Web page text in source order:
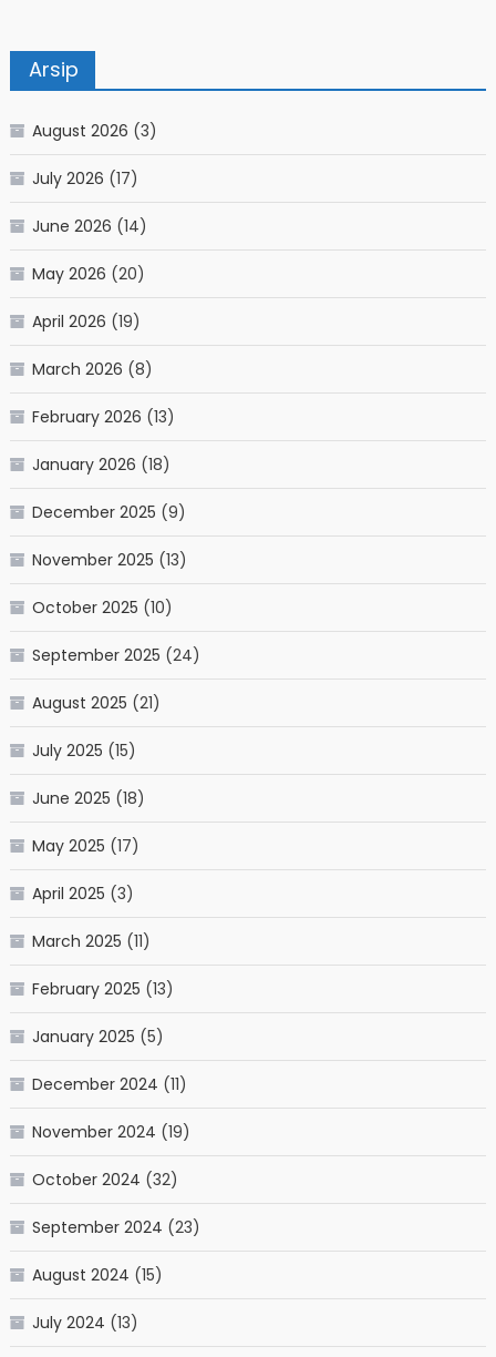
Arsip
August 2026 (3)
July 2026 (17)
June 2026 (14)
May 2026 (20)
April 2026 (19)
March 2026 (8)
February 2026 (13)
January 2026 (18)
December 2025 (9)
November 2025 (13)
October 2025 (10)
September 2025 (24)
August 2025 (21)
July 2025 (15)
June 2025 (18)
May 2025 (17)
April 2025 (3)
March 2025 (11)
February 2025 (13)
January 2025 (5)
December 2024 (11)
November 2024 (19)
October 2024 (32)
September 2024 (23)
August 2024 (15)
July 2024 (13)